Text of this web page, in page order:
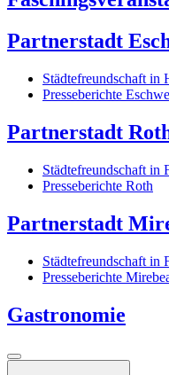
Partnerstadt
Städtefreundschaft in
Presseberichte
Partnerstadt
Städtefreundschaft in
Presseberichte Roth
Partnerstadt
Städtefreundschaft in
Presseberichte
Gastronomie